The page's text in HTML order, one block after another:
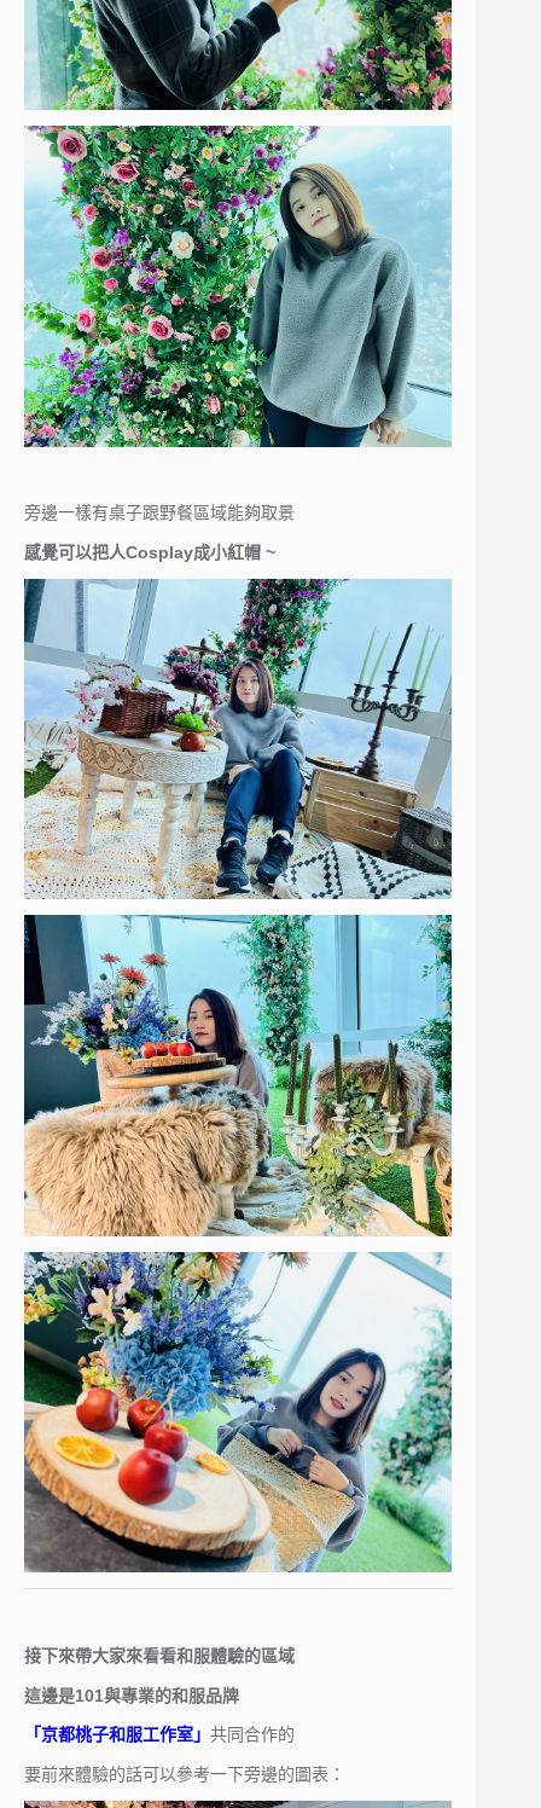
旁邊一樣有桌子跟野餐區域能夠取景
感覺可以把人Cosplay成小紅帽 ~
接下來帶大家來看看和服體驗的區域
這邊是101與專業的和服品牌
「京都桃子和服工作室」 共同合作的
要前來體驗的話可以參考一下旁邊的圖表：